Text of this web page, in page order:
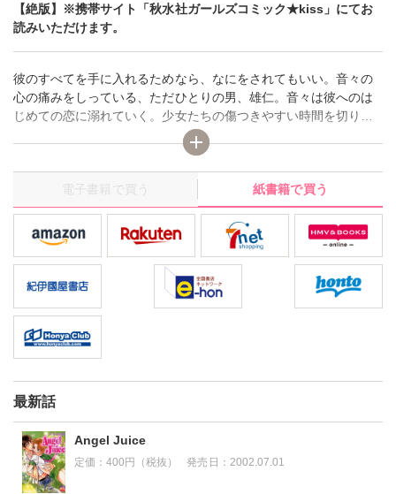
【絶版】※携帯サイト「秋水社ガールズコミック★kiss」にてお
読みいただけます。
彼のすべてを手に入れるためなら、なにをされてもいい。音々の
心の痛みをしっている、ただひとりの男、雄仁。音々は彼へのは
じめての恋に溺れていく。少女たちの傷つきやすい時間を切り取
った、珠玉の短編集。 【絶版】※携帯サイト「秋水社ガールズ
コミック★kiss」にてお読みいただけます。
電子書籍で買う 紙書籍で買う
最新話
Angel Juice
定価：400円（税抜） 発売日： 2002.07.01